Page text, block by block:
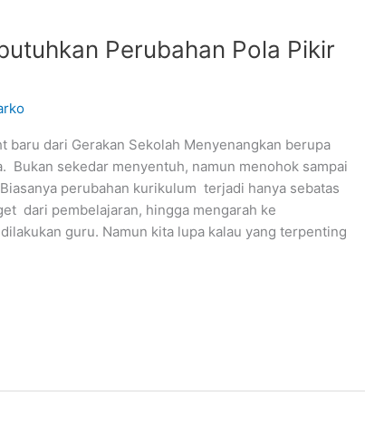
Perubahan Pola Pikir
baru dari Gerakan Sekolah Menyenangkan berupa
Bukan sekedar menyentuh, namun menohok sampai
perubahan kurikulum terjadi hanya sebatas
dari pembelajaran, hingga mengarah ke
guru. Namun kita lupa kalau yang terpenting